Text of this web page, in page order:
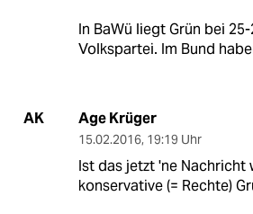
In BaWü liegt Grün bei
Volkspartei. Im Bund
AK Age Krüger
15.02.2016, 19:19 Uhr
Ist das jetzt 'ne Nachricht
konservative (= Rechte)